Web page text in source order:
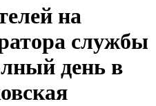
на
службы
день в